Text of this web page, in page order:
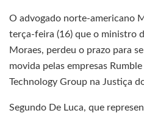
O advogado norte-americano
terça-feira (16) que o ministro
Moraes, perdeu o prazo para
movida pelas empresas
Technology Group na Justiça
Segundo De Luca, que